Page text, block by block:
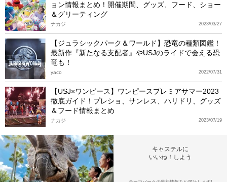
ョン情報まとめ！開催期間、グッズ、フード、ショー
＆グリーティング
2023/03/27
ナカジ
【ジュラシックパーク＆ワールド】恐竜の種類図鑑！
最新作『新たなる支配者』やUSJのライドで会える恐
竜も！
2022/07/31
yaco
【USJ×ワンピース】ワンピースプレミアサマー2023
徹底ガイド！プレショ、サンレス、ハリドリ、グッズ
＆フード情報まとめ
2023/07/19
ナカジ
キャステルに
いいね！しよう